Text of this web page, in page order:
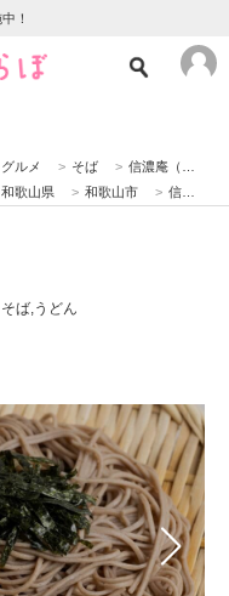
！
グルメ > そば > 信濃庵（和歌山県）
和歌山県 > 和歌山市 > 信濃庵（和歌山県）
ば,うどん